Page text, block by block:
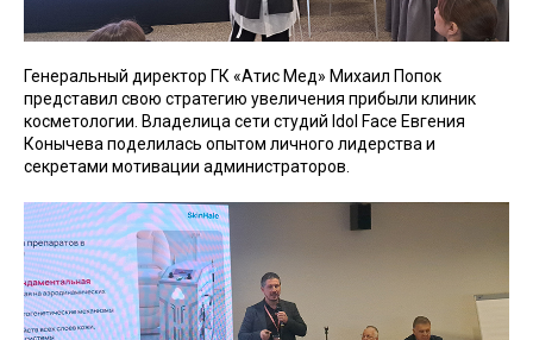
Генеральный директор ГК «Атис Мед» Михаил Попок
представил свою стратегию увеличения прибыли клиник
косметологии. Владелица сети студий Idol Face Евгения
Конычева поделилась опытом личного лидерства и
секретами мотивации администраторов.